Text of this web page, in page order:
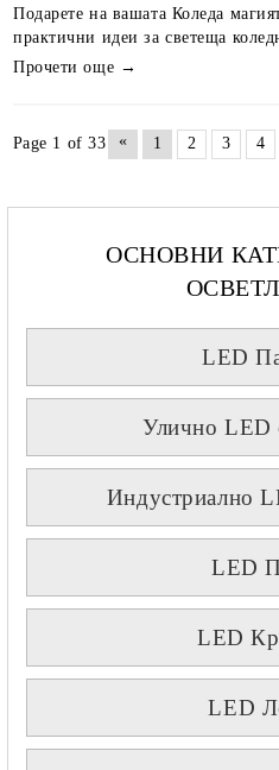
Подарете на вашата Коледа
практични идеи за светеща
Прочети още →
Page 1 of 33 « 1 2 3 4
ОСНОВНИ
LED
Улично LED
Индустриално
LED
LED
LED